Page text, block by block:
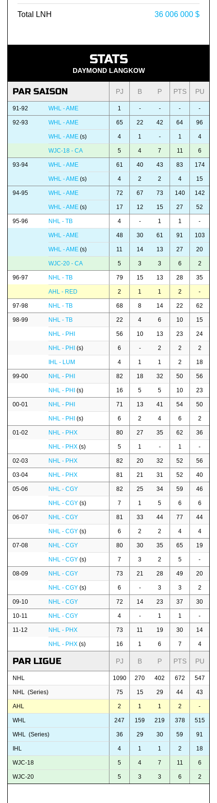
Total LNH 36 006 000 $
STATS
DAYMOND LANGKOW
PAR SAISON PJ B P PTS PU
91-92 WHL - AME 1 - - - -
92-93 WHL - AME 65 22 42 64 96
WHL - AME (s) 4 1 - 1 4
WJC-18 - CA 5 4 7 11 6
93-94 WHL - AME 61 40 43 83 174
WHL - AME (s) 4 2 2 4 15
94-95 WHL - AME 72 67 73 140 142
WHL - AME (s) 17 12 15 27 52
95-96 NHL - TB 4 - 1 1 -
WHL - AME 48 30 61 91 103
WHL - AME (s) 11 14 13 27 20
WJC-20 - CA 5 3 3 6 2
96-97 NHL - TB 79 15 13 28 35
AHL - RED 2 1 1 2 -
97-98 NHL - TB 68 8 14 22 62
98-99 NHL - TB 22 4 6 10 15
NHL - PHI 56 10 13 23 24
NHL - PHI (s) 6 - 2 2 2
IHL - LUM 4 1 1 2 18
99-00 NHL - PHI 82 18 32 50 56
NHL - PHI (s) 16 5 5 10 23
00-01 NHL - PHI 71 13 41 54 50
NHL - PHI (s) 6 2 4 6 2
01-02 NHL - PHX 80 27 35 62 36
NHL - PHX (s) 5 1 - 1 -
02-03 NHL - PHX 82 20 32 52 56
03-04 NHL - PHX 81 21 31 52 40
05-06 NHL - CGY 82 25 34 59 46
NHL - CGY (s) 7 1 5 6 6
06-07 NHL - CGY 81 33 44 77 44
NHL - CGY (s) 6 2 2 4 4
07-08 NHL - CGY 80 30 35 65 19
NHL - CGY (s) 7 3 2 5 -
08-09 NHL - CGY 73 21 28 49 20
NHL - CGY (s) 6 - 3 3 2
09-10 NHL - CGY 72 14 23 37 30
10-11 NHL - CGY 4 - 1 1 -
11-12 NHL - PHX 73 11 19 30 14
NHL - PHX (s) 16 1 6 7 4
PAR LIGUE PJ B P PTS PU
NHL 1090 270 402 672 547
NHL (Series) 75 15 29 44 43
AHL 2 1 1 2 -
WHL 247 159 219 378 515
WHL (Series) 36 29 30 59 91
IHL 4 1 1 2 18
WJC-18 5 4 7 11 6
WJC-20 5 3 3 6 2